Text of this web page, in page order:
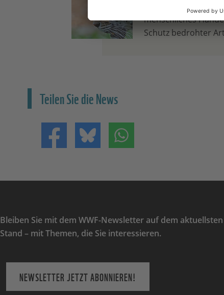
Der Rückgang der
menschliches
Schutz bedrohter
Teilen Sie die News
Teilen auf FacebookTeilen auf Bluesky
Bleiben Sie mit dem WWF-Newsletter auf dem aktuellsten
Stand – mit Themen, die Sie interessieren.
NEWSLETTER JETZT ABONNIEREN!